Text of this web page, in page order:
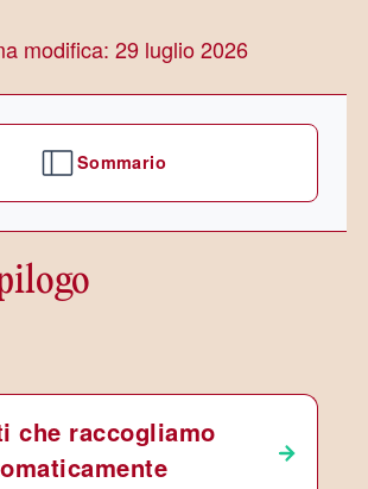
modifica: 29 luglio 2026
Sommario
che raccogliamo